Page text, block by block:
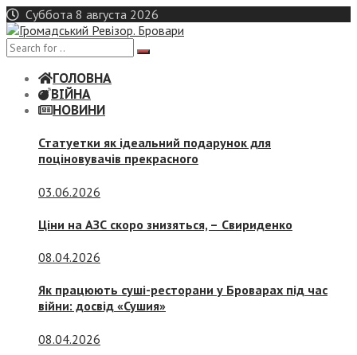
Skip
to
content
Суббота 8 августа 2026
ГОЛОВНА
ВІЙНА
НОВИНИ
Статуетки як ідеальний подарунок для
поціновувачів прекрасного
03.06.2026
Ціни на АЗС скоро знизяться, – Свириденко
08.04.2026
Як працюють суші-ресторани у Броварах під час
війни: досвід «Сушия»
08.04.2026